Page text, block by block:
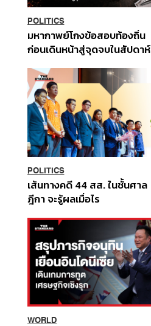
POLITICS
มหากาพย์โกงข้อสอบท้องถิ่น
ก่อนเดินหน้าสู่จุดจบในสัปดาห์
POLITICS
เส้นทางคดี 44 สส. ในชั้นศาล
ฎีกา จะรู้ผลเมื่อไร
WORLD